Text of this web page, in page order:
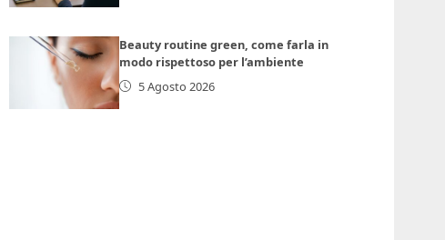
Beauty routine green, come farla in
modo rispettoso per l’ambiente
5 Agosto 2026